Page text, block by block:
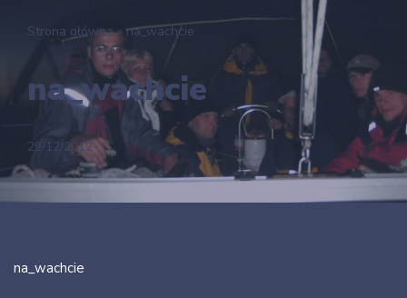
Strona główna» na_wachcie
na_wachcie
29/12/2012
na_wachcie